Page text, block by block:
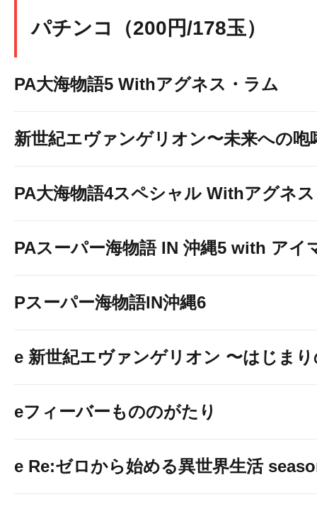
パチンコ（200円/178玉）
PA大海物語5 Withアグネス・ラム
新世紀エヴァンゲリオン〜未来への咆
PA大海物語4スペシャル Withアグネ
PAスーパー海物語 IN 沖縄5 with アイ
Pスーパー海物語IN沖縄6
e 新世紀エヴァンゲリオン 〜はじま
eフィーバーもののがたり
e Re:ゼロから始める異世界生活